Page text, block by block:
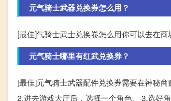
元气骑士武器兑换券怎么用？
[最佳]气骑士武士兑换卷怎么用你可以去在商
元气骑士哪里有红武兑换券？
[最佳]元气骑士武器配件兑换券需要在神秘
2.进去游戏大厅后，选择一个角色。 3.选好